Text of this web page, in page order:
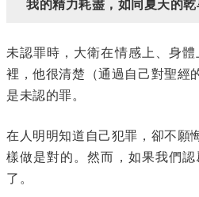
我的精力耗盡，如同夏天的乾
未認罪時，大衛在情感上、身
裡，他很清楚（通過自己對聖經
是未認的罪。
在人明明知道自己犯罪，卻不願
樣做是對的。然而，如果我們
了。